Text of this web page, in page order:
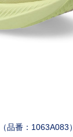
品番：1063A083）